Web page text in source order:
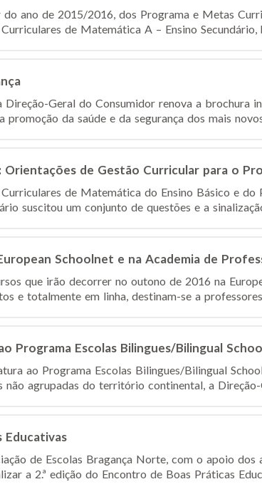
ano de 2015/2016, dos Programa e Metas
de Matemática A – Ensino Secundário,
Geral do Consumidor renova a brochura
promoção da saúde e da segurança dos mais
de Gestão Curricular para o
de Matemática do Ensino Básico e do
suscitou um conjunto de questões e a
Schoolnet e na Academia de
que irão decorrer no outono de 2016 na
e totalmente em linha, destinam-se a
Programa Escolas Bilingues/Bilingual
ao Programa Escolas Bilingues/Bilingual
não agrupadas do território continental, a Direção-
Educativas
de Escolas Bragança Norte, com o apoio dos
a 2.ª edição do Encontro de Boas Práticas